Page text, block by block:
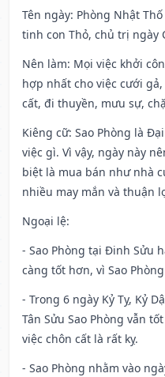
Tên ngày: Phòng Nhật
tinh con Thỏ, chủ trị ngày
Nên làm: Mọi việc khởi
hợp nhất cho việc cưới
cất, đi thuyền, mưu sự,
Kiêng cữ: Sao Phòng là
việc gì. Vì vậy, ngày này
biệt là mua bán như nhà
nhiều may mắn và thuận
Ngoại lệ:
- Sao Phòng tại Đinh Sửu
càng tốt hơn, vì Sao
- Trong 6 ngày Kỷ Tỵ, Kỷ
Tân Sửu Sao Phòng vẫn
việc chôn cất là rất kỵ.
- Sao Phòng nhằm vào